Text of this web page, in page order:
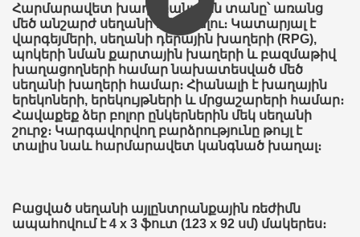
Հարմարավետ խաղի բանալին տանը՝ առանց
մեծ անշարժ սեղանի ունենալու։ Կատարյալ է
վարգեյմերի, սեղանի դերային խաղերի (RPG),
պոկերի նման քարտային խաղերի և բազմաթիվ
խաղացողների համար նախատեսված մեծ
սեղանի խաղերի համար։ Հիանալի է խաղային
երեկոների, երեկույթների և մրցաշարերի համար։
Հավաքեք ձեր բոլոր ընկերներին մեկ սեղանի
շուրջ։ Կարգավորվող բարձրությունը թույլ է
տալիս նաև հարմարավետ կանգնած խաղալ։
Բացված սեղանի այլընտրանքային ռեժիմն
ապահովում է 4 x 3 ֆուտ (123 x 92 սմ) մակերես։